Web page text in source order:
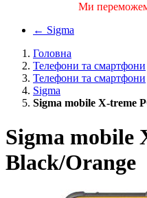
Ми
← Sigma
Головна
Телефони та смартфони
Телефони та смартфони
Sigma
Sigma mobile X-treme
Sigma mobile
Black/Orange